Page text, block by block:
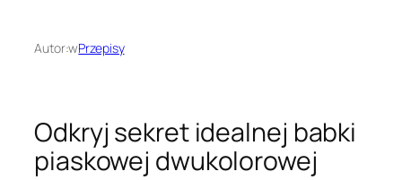
Autor:wPrzepisy
Odkryj sekret idealnej babki
piaskowej dwukolorowej